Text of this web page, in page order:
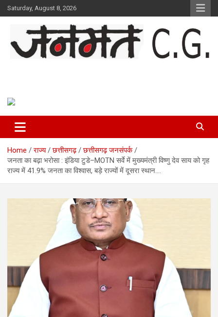
Skip
to
Saturday, August 8, 2026
Home राज्य छत्तीसगढ़
छत्तीसगढ़ जनसंपर्क
जनता का बढ़ा भरोसा : इंडिया टुडे–MOTN सर्वे में मुख्यमंत्री विष्णु देव साय को गृह
राज्य में 41.9% जनता का विश्वास, बड़े राज्यों में दूसरा स्थान….